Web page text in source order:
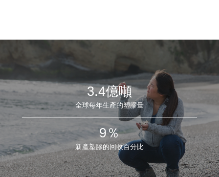
3.4億噸
全球每年生產的塑膠量
9％
新產塑膠的回收百分比